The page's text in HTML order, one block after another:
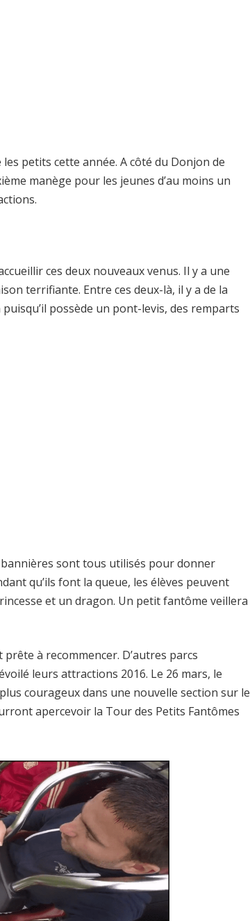
petits cette année. A côté du Donjon de
manège pour les jeunes d’au moins un
ces deux nouveaux venus. Il y a une
terrifiante. Entre ces deux-là, il y a de la
possède un pont-levis, des remparts
sont tous utilisés pour donner
qu’ils font la queue, les élèves peuvent
et un dragon. Un petit fantôme veillera
à recommencer. D’autres parcs
leurs attractions 2016. Le 26 mars, le
courageux dans une nouvelle section sur le
apercevoir la Tour des Petits Fantômes